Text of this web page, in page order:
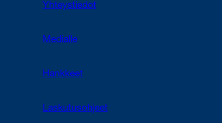
Yhteystiedot
Medialle
Hankkeet
Laskutusohjeet